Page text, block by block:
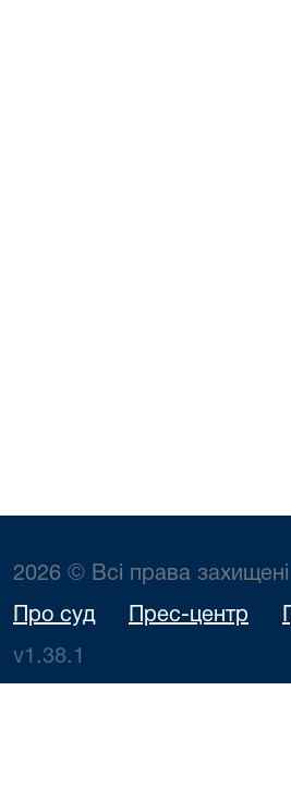
2026 © Всі права захищені
Про суд Прес-центр
v1.38.1